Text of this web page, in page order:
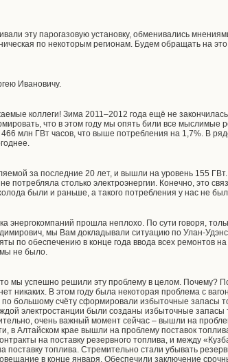
эту парогазовую установку, обменивались
по некоторым регионам. Будем обращать на
Ивановичу.
коллеги! Зима 2011–2012 года ещё не
что в этом году мы опять били все мыслимые
млн ГВт часов, что выше потребления на 1,7%. В
за последние 20 лет, и вышли на уровень 155 ГВт.
потребляла столько электроэнергии. Конечно, это
были и раньше, а такого потребления у нас не
энергокомпаний прошла неплохо. По сути говоря,
мы Вам докладывали ситуацию по Улан-
по обеспечению в конце года ввода всех ремонтов
не было.
мы успешно решили эту проблему в целом. Почему?
никаких. В этом году была некоторая проблема с
большому счёту сформировали избыточные запасы
электростанции были созданы избыточные запасы
очень важный момент сейчас – вышли на
в Алтайском крае вышли на проблему поставок
на поставку резервного топлива, и между
поставку топлива. Стремительно стали убывать
в конце января. Обеспечили заключение